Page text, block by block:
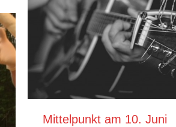
Mittelpunkt am 10. Juni